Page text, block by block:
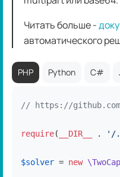
Читать больше -
автоматического
PHP Python C#
// https://github.com/
require( __DIR__ . '/
$solver = new